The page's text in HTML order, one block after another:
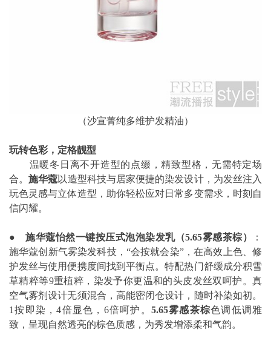
（沙宣菁纯多维护发精油）
玩转色彩，定格靓型
温暖冬日离不开造型的点缀，精致型格，无需特定场
合。施华蔻以造型科技与居家便捷的染发设计，为发丝注入
玩色灵感与立体造型，助你轻松应对日常多变需求，时刻自
信闪耀。
● 施华蔻怡然一键按压式泡泡染发乳（5.65雾感茶棕）
：
施华蔻创新气雾染发科技，“会按就会染”，在高效上色、修
护发丝与使用便携度间找到平衡点。特配热门舒缓成分积雪
草精粹等9重植粹，染发予你更温和的头皮发丝双呵护。真
空气雾剂设计无须混合，高能密闭仓设计，随时补染如初。
1按即染，4倍显色，6倍呵护。 5.65雾感茶棕色调低调雅
致，呈现自然透亮的棕色质感，为秀发增添柔和气韵。